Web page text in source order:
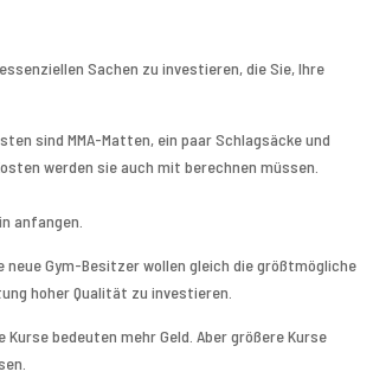
Sachen zu investieren, die Sie, Ihre
sind MMA-Matten, ein paar Schlagsäcke und
werden sie auch mit berechnen müssen.
anfangen.
neue Gym-Besitzer wollen gleich die größtmögliche
hoher Qualität zu investieren.
bedeuten mehr Geld. Aber größere Kurse